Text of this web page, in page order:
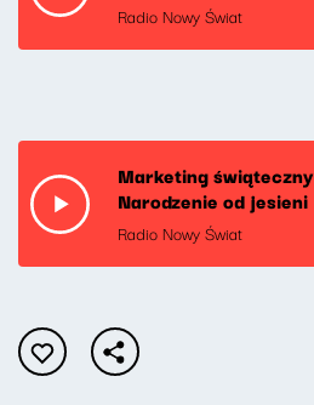
Radio Nowy Świat
Marketing
Narodzenie od jesieni
Radio Nowy Świat